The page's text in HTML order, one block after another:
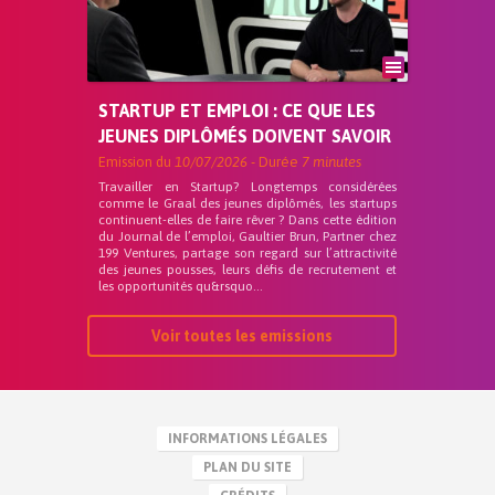
STARTUP ET EMPLOI : CE QUE LES
JEUNES DIPLÔMÉS DOIVENT SAVOIR
Emission du 10/07/2026 - Durée 7 minutes
Travailler en Startup? Longtemps considérées
comme le Graal des jeunes diplômés, les startups
continuent-elles de faire rêver ? Dans cette édition
du Journal de l’emploi, Gaultier Brun, Partner chez
199 Ventures, partage son regard sur l’attractivité
des jeunes pousses, leurs défis de recrutement et
les opportunités qu&rsquo...
Voir toutes les emissions
INFORMATIONS LÉGALES
PLAN DU SITE